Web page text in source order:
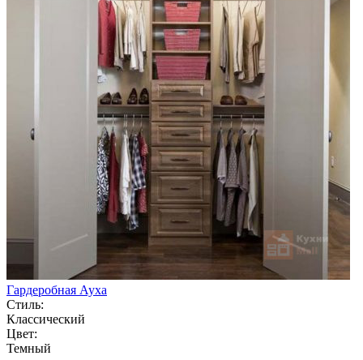
Гардеробная Ауха
Стиль:
Классический
Цвет:
Темный